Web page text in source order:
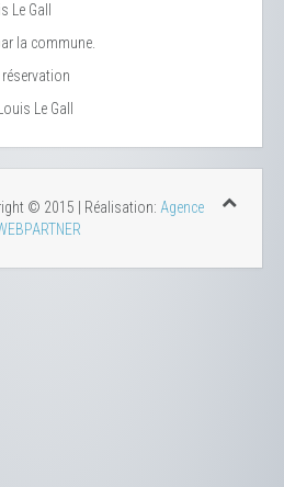
Le Gall
la commune.
Le Gall
© 2015 | Réalisation: Agence